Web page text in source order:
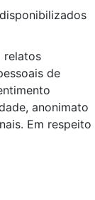
relatos
de
anonimato
Em respeito